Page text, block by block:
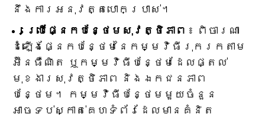
នឹងការអនុវត្តបោកប្រាស់។
ប្រើផ្នែកបន្ថែមសុវត្ថិភាព ៖ ពិចារណា
ដំឡើងផ្នែកបន្ថែមនៃកម្មវិធីរុករកតាម
អ៊ីនធឺណិត ឬកម្មវិធីបន្ថែមដែលផ្តល់
មុខងារសុវត្ថិភាព និងឯកជនភាព
បន្ថែម។ កម្មវិធីបន្ថែមមួយចំនួន
អាចទប់ស្កាត់គេហទំព័រដែលមានគំនិត